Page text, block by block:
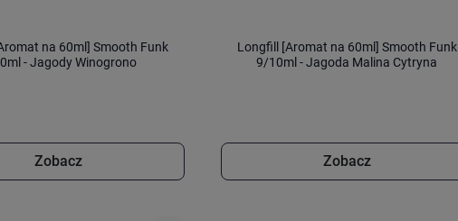
na 60ml] Smooth Funk
- Jagody Winogrono
Zobacz
Longfill [Aromat na 60ml] Smooth Funk
9/10ml - Jagoda Malina Cytryna
Zobacz